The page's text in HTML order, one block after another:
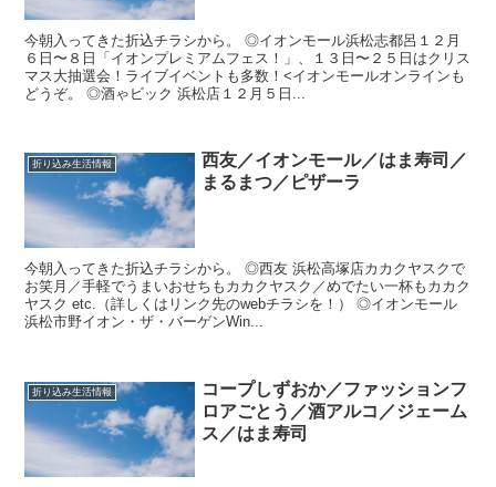
今朝入ってきた折込チラシから。 ◎イオンモール浜松志都呂１２月
６日〜８日「イオンプレミアムフェス！」、１３日〜２５日はクリス
マス大抽選会！ライブイベントも多数！<イオンモールオンラインも
どうぞ。 ◎酒ゃビック 浜松店１２月５日...
折り込み生活情報
西友／イオンモール／はま寿司／
まるまつ／ピザーラ
今朝入ってきた折込チラシから。 ◎西友 浜松高塚店カカクヤスクで
お笑月／手軽でうまいおせちもカカクヤスク／めでたい一杯もカカク
ヤスク etc.（詳しくはリンク先のwebチラシを！） ◎イオンモール
浜松市野イオン・ザ・バーゲンWin...
折り込み生活情報
コープしずおか／ファッションフ
ロアごとう／酒アルコ／ジェーム
ス／はま寿司